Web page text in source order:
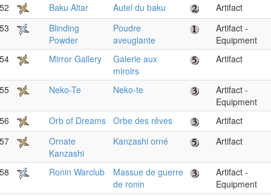
Baku Altar Autel du baku
Artifact
Blinding
Powder
Poudre
aveuglante
Artifact -
Equipment
Mirror Gallery
Galerie aux
miroirs
Artifact
Neko-Te Neko-te
Artifact -
Equipment
Orb of Dreams Orbe des rêves
Artifact
Ornate
Kanzashi
Kanzashi orné Artifact
Ronin Warclub
Massue de guerre
de ronin
Artifact -
Equipment